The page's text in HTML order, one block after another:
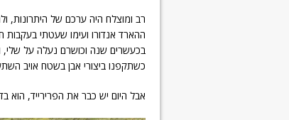
רב ומוצלח היה ערכם של היתרונות,
ההארד אנדורו ועימו שעטתי בעקבות
בכעשרים שנה וכושרם נעלה על שלי,
כשתקפנו ביצורי אבן בשטח אויב
אבל היום יש כבר את הפרירייד, הוא